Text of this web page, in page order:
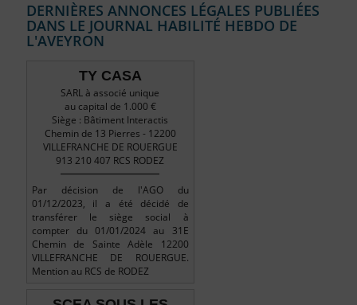
DERNIÈRES ANNONCES LÉGALES PUBLIÉES
DANS LE JOURNAL HABILITÉ HEBDO DE
L'AVEYRON
TY CASA
SARL à associé unique
au capital de 1.000 €
Siège : Bâtiment Interactis
Chemin de 13 Pierres - 12200
VILLEFRANCHE DE ROUERGUE
913 210 407 RCS RODEZ
Par décision de l'AGO du
01/12/2023, il a été décidé de
transférer le siège social à
compter du 01/01/2024 au 31E
Chemin de Sainte Adèle 12200
VILLEFRANCHE DE ROUERGUE.
Mention au RCS de RODEZ